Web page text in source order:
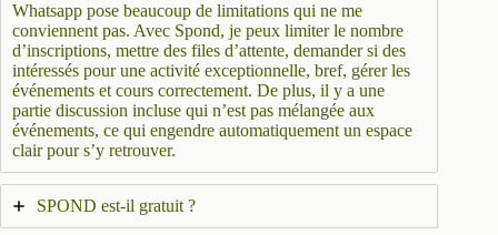
Whatsapp pose beaucoup de limitations qui ne me
conviennent pas. Avec Spond, je peux limiter le nombre
d’inscriptions, mettre des files d’attente, demander si des
intéressés pour une activité exceptionnelle, bref, gérer les
événements et cours correctement. De plus, il y a une
partie discussion incluse qui n’est pas mélangée aux
événements, ce qui engendre automatiquement un espace
clair pour s’y retrouver.
SPOND est-il gratuit ?